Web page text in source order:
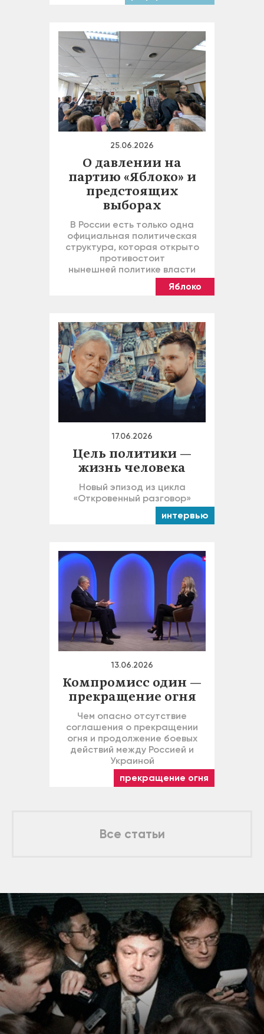
25.06.2026
О давлении на
партию «Яблоко» и
предстоящих
выборах
В России есть только одна
официальная политическая
структура, которая открыто
противостоит
нынешней политике власти
Яблоко
17.06.2026
Цель политики —
жизнь человека
Новый эпизод из цикла
«Откровенный разговор»
интервью
13.06.2026
Компромисс один —
прекращение огня
Чем опасно отсутствие
соглашения о прекращении
огня и продолжение боевых
действий между Россией и
Украиной
прекращение огня
Все статьи